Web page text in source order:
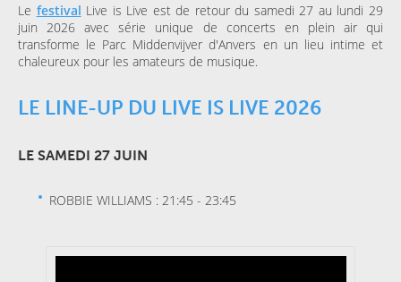
Le festival Live is Live est de retour du samedi 27 au lundi 29
juin 2026 avec série unique de concerts en plein air qui
transforme le Parc Middenvijver d'Anvers en un lieu intime et
chaleureux pour les amateurs de musique.
LE LINE-UP DU LIVE IS LIVE 2026
LE SAMEDI 27 JUIN
ROBBIE WILLIAMS : 21:45 - 23:45